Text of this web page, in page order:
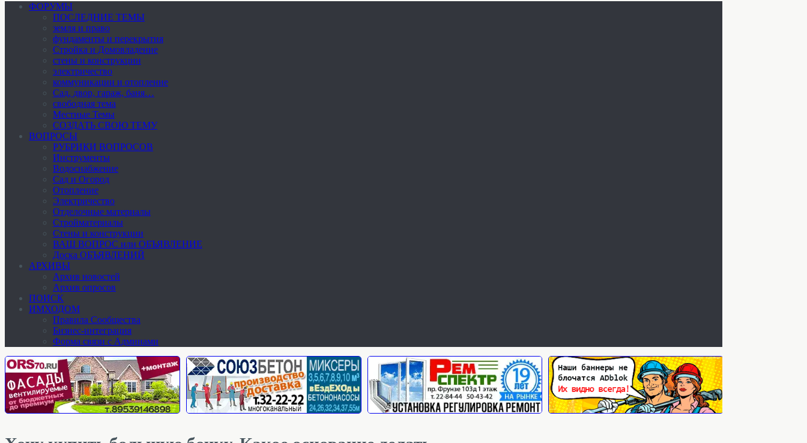
ФОРУМЫ
ПОСЛЕДНИЕ ТЕМЫ
земля и право
фундаменты и перекрытия
Стройка и Домовладение
стены и конструкции
электричество
коммуникации и отопление
Cад, двор, гараж, баня…
свободная тема
Местные Темы
СОЗДАТЬ СВОЮ ТЕМУ
ВОПРОСЫ
РУБРИКИ ВОПРОСОВ
Инструменты
Водоснабжение
Сад и Огород
Отопление
Электричество
Отделочные материалы
Стройматериалы
Стены и конструкции
ВАШ ВОПРОС или ОБЪЯВЛЕНИЕ
Доска ОБЪЯВЛЕНИЙ
АРХИВЫ
Архив новостей
Архив опросов
ПОИСК
ИМХОДОМ
Правила Сообщества
Бизнес-интеграция
Форма связи с Админами